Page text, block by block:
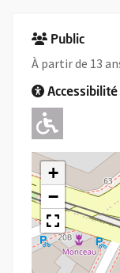
Public
À partir de 13
Accessibilité
+
−